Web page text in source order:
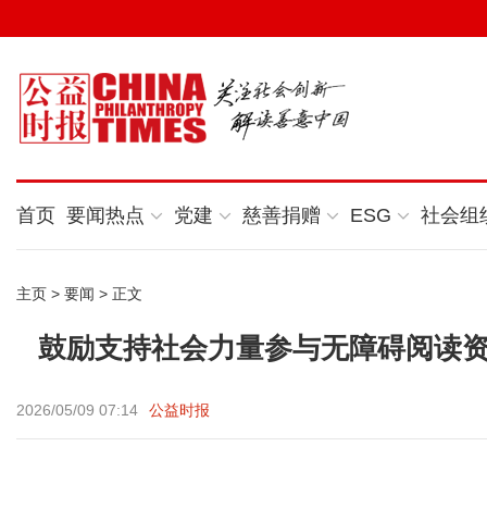
首页 要闻热点 党建 慈善捐赠 ESG 社会组
主页 > 要闻 > 正文
鼓励支持社会力量参与无障碍阅读
2026/05/09 07:14 公益时报